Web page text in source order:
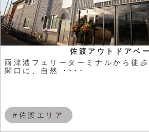
佐渡アウトドアベ
両津港フェリーターミナルから徒
関⼝に、⾃然 ････
#佐渡エリア